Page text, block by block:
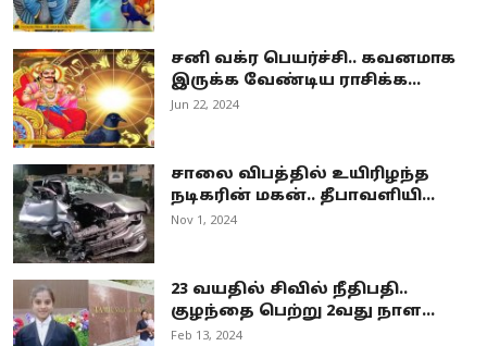
சனி வக்ர பெயர்ச்சி.. கவனமாக
இருக்க வேண்டிய ராசிக்க...
Jun 22, 2024
சாலை விபத்தில் உயிரிழந்த
நடிகரின் மகன்.. தீபாவளியி...
Nov 1, 2024
23 வயதில் சிவில் நீதிபதி..
குழந்தை பெற்று 2வது நாள...
Feb 13, 2024